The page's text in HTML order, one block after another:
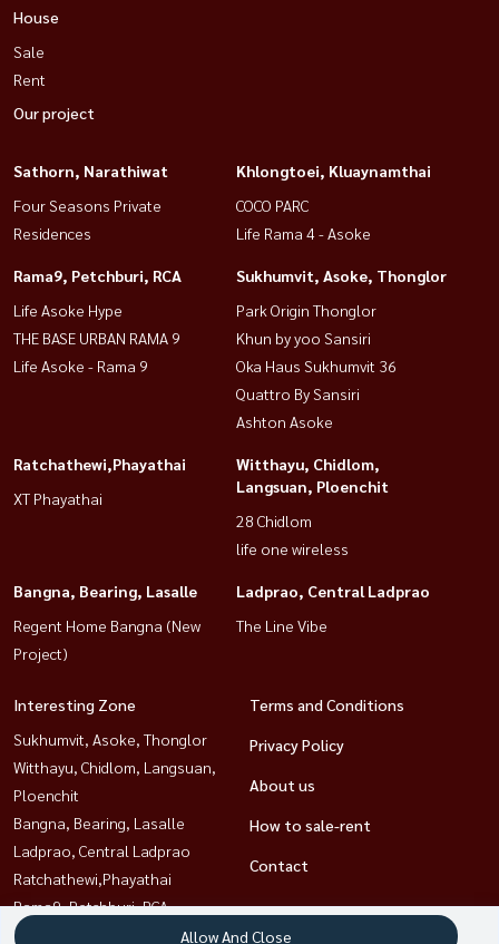
House
Sale
Rent
Our project
Sathorn, Narathiwat
Four Seasons Private
Residences
Khlongtoei, Kluaynamthai
COCO PARC
Life Rama 4 - Asoke
Rama9, Petchburi, RCA
Life Asoke Hype
THE BASE URBAN RAMA 9
Life Asoke - Rama 9
Sukhumvit, Asoke, Thonglor
Park Origin Thonglor
Khun by yoo Sansiri
Oka Haus Sukhumvit 36
Quattro By Sansiri
Ashton Asoke
Ratchathewi,Phayathai
XT Phayathai
Witthayu, Chidlom,
Langsuan, Ploenchit
28 Chidlom
life one wireless
Bangna, Bearing, Lasalle
Regent Home Bangna (New
Project)
Ladprao, Central Ladprao
The Line Vibe
Interesting Zone
Sukhumvit, Asoke, Thonglor
Witthayu, Chidlom, Langsuan,
Ploenchit
Bangna, Bearing, Lasalle
Ladprao, Central Ladprao
Ratchathewi,Phayathai
Rama9, Petchburi, RCA
Sathorn, Narathiwat
Terms and Conditions
Privacy Policy
About us
How to sale-rent
Contact
Allow And Close